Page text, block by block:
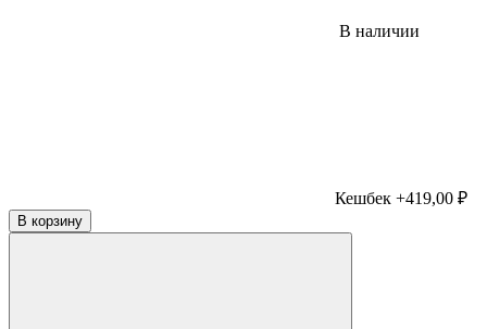
В наличии
Кешбек +419,00 ₽
В корзину